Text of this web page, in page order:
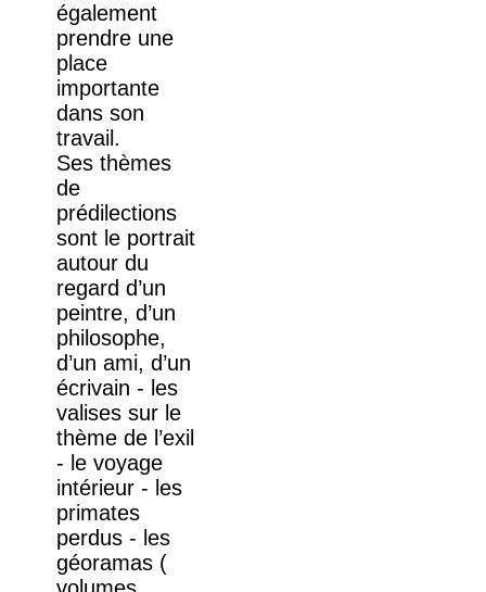
également
prendre une
place
importante
dans son
travail.
Ses thèmes
de
prédilections
sont le portrait
autour du
regard d’un
peintre, d’un
philosophe,
d’un ami, d’un
écrivain - les
valises sur le
thème de l’exil
- le voyage
intérieur - les
primates
perdus - les
géoramas (